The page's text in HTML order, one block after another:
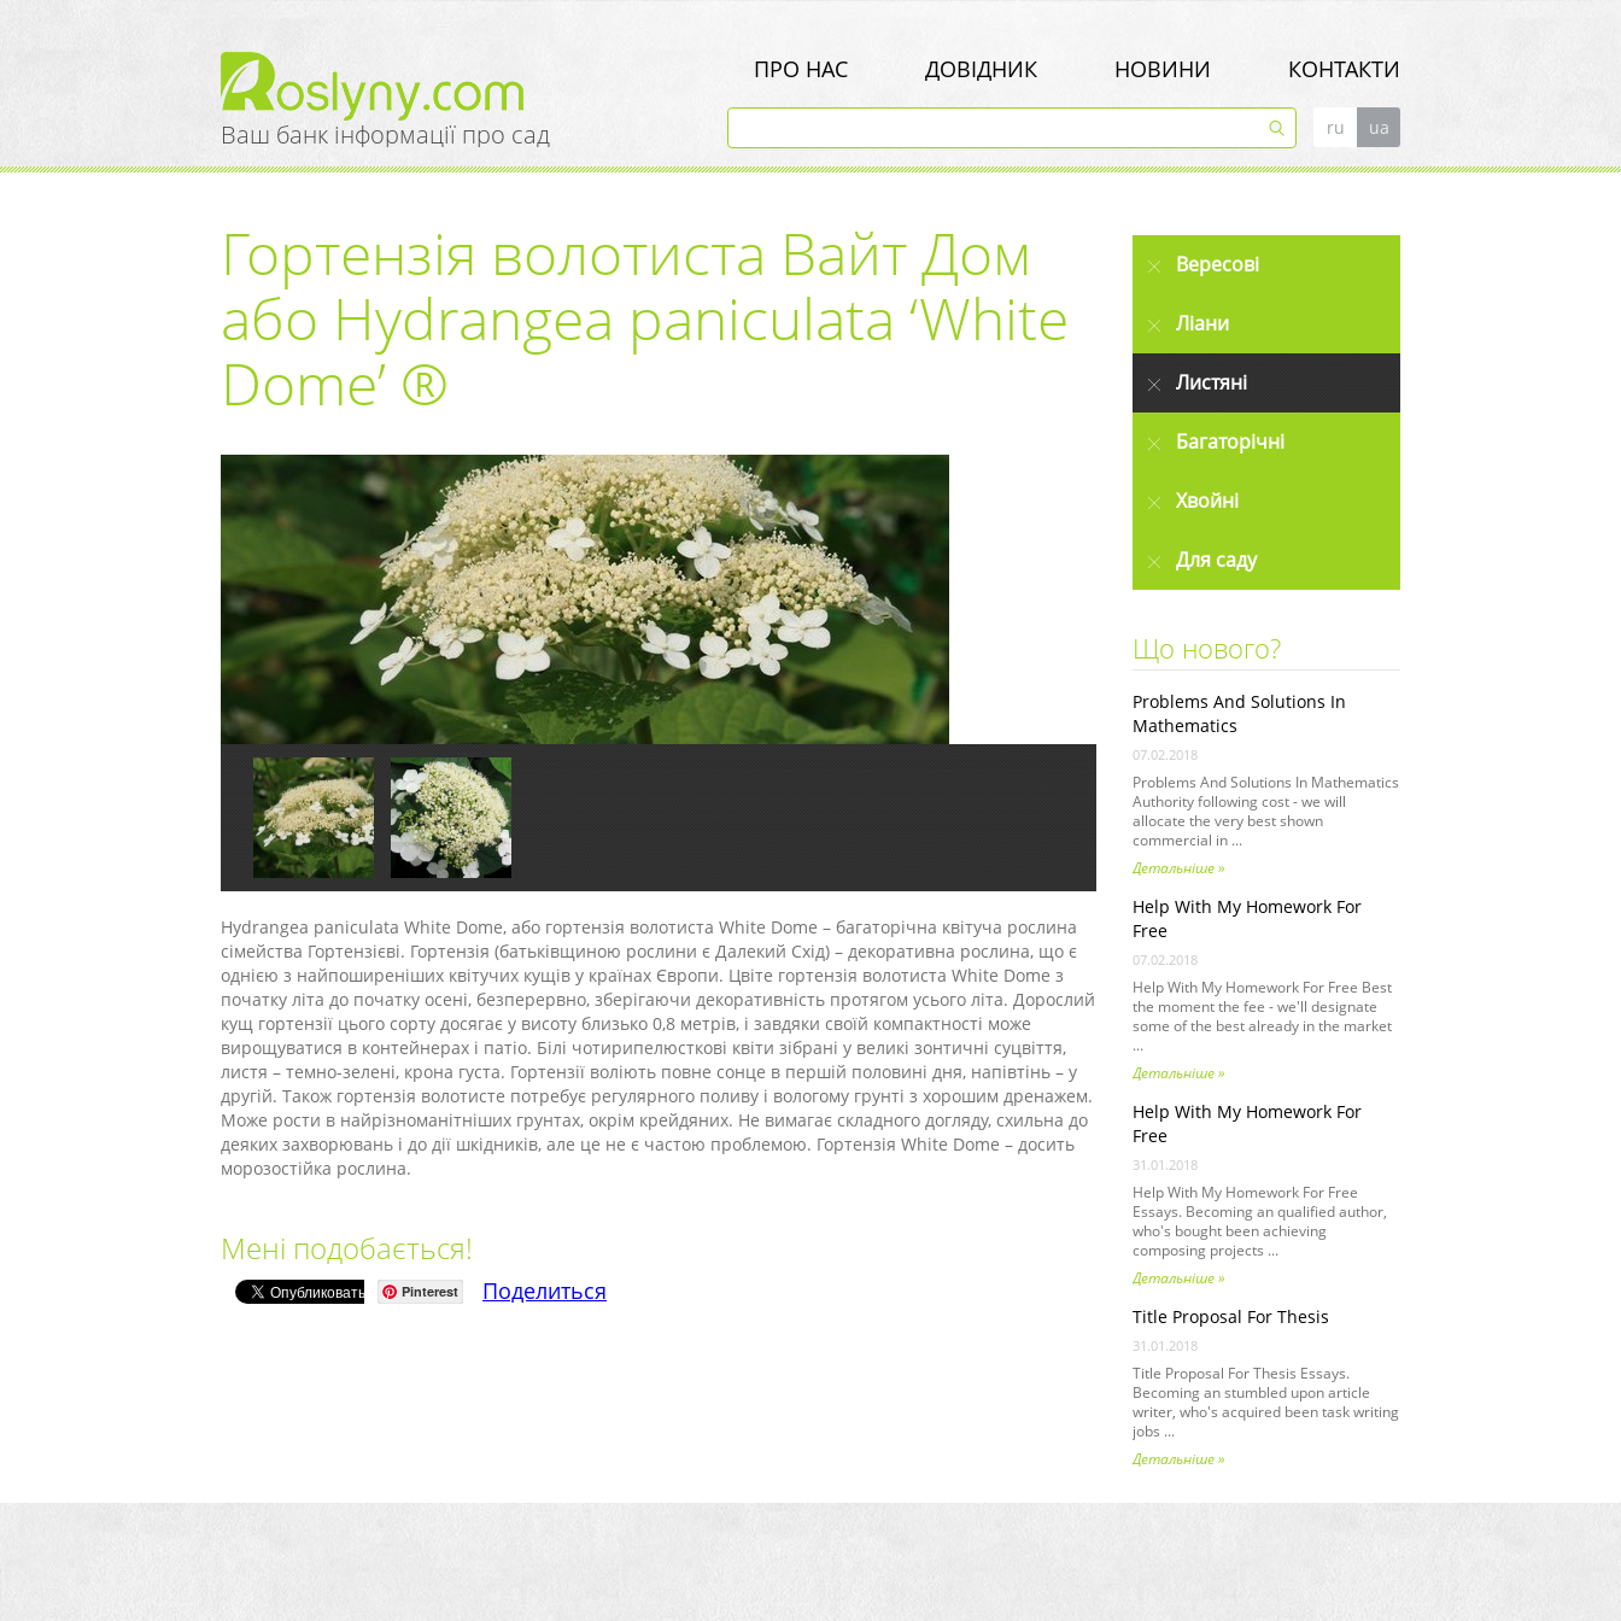
Ваш банк інформації про сад
ПРО НАС ДОВІДНИК НОВИНИ КОНТАКТИ
ru ua
Гортензія волотиста Вайт Дом
або Hydrangea paniculata ‘White
Dome’ ®
Hydrangea paniculata White Dome, або гортензія волотиста White Dome – багаторічна квітуча рослина
сімейства Гортензієві. Гортензія (батьківщиною рослини є Далекий Схід) – декоративна рослина, що є
однією з найпоширеніших квітучих кущів у країнах Європи. Цвіте гортензія волотиста White Dome з
початку літа до початку осені, безперервно, зберігаючи декоративність протягом усього літа. Дорослий
кущ гортензії цього сорту досягає у висоту близько 0,8 метрів, і завдяки своїй компактності може
вирощуватися в контейнерах і патіо. Білі чотирипелюсткові квіти зібрані у великі зонтичні суцвіття,
листя – темно-зелені, крона густа. Гортензії воліють повне сонце в першій половині дня, напівтінь – у
другій. Також гортензія волотисте потребує регулярного поливу і вологому грунті з хорошим дренажем.
Може рости в найрізноманітніших грунтах, окрім крейдяних. Не вимагає складного догляду, схильна до
деяких захворювань і до дії шкідників, але це не є частою проблемою. Гортензія White Dome – досить
морозостійка рослина.
Мені подобається!
Pinterest Поделиться
Вересові
Ліани
Листяні
Багаторічні
Хвойні
Для саду
Що нового?
Problems And Solutions In
Mathematics
07.02.2018
Problems And Solutions In Mathematics
Authority following cost - we will
allocate the very best shown
commercial in ...
Детальніше »
Help With My Homework For
Free
07.02.2018
Help With My Homework For Free Best
the moment the fee - we'll designate
some of the best already in the market
...
Детальніше »
Help With My Homework For
Free
31.01.2018
Help With My Homework For Free
Essays. Becoming an qualified author,
who's bought been achieving
composing projects ...
Детальніше »
Title Proposal For Thesis
31.01.2018
Title Proposal For Thesis Essays.
Becoming an stumbled upon article
writer, who's acquired been task writing
jobs ...
Детальніше »